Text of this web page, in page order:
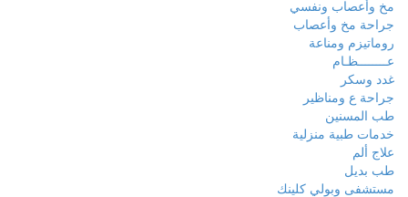
مخ وأعصاب ونفسي
جراحة مخ وأعصاب
روماتيزم ومناعة
عــــــــظـام
غدد وسكر
جراحة ع ومناظير
طب المسنين
خدمات طبية منزلية
علاج ألم
طب بديل
مستشفى وبولي كلينك